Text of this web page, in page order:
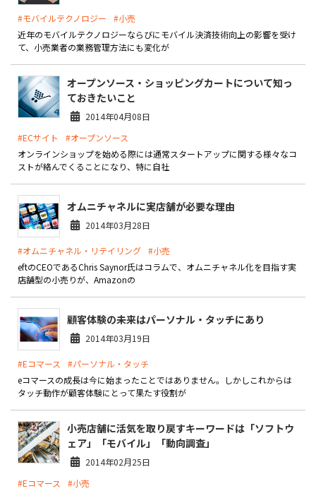
お役立ち記事
03-6432-0346
お問い合わせ
#モバイルテクノロジー
#小売
近年のモバイルテクノロジーならびにモバイル決済技術向上の影響を受け
て、小売業者の業務管理方法にも変化が
オープンソース・ショッピングカートについて知っ
ておきたいこと
2014年04月08日
#ECサイト
#オープンソース
オンラインショップを始める際には通常スタートアップに関する様々なコ
ストが絡んでくることになり、特に自社
オムニチャネルに実店舗が必要な理由
2014年03月28日
#オムニチャネル・リテイリング #小売
eftのCEOであるChris Saynor氏はコラムで、オムニチャネル化を目指す実
店舗型の小売りが、Amazonの
顧客体験の未来はパーソナル・タッチにあり
2014年03月19日
#Eコマース
#パーソナル・タッチ
eコマースの成長は今に始まったことではありません。しかしこれからは
タッチ動作が顧客体験にとって果たす役割が
小売店舗に活気を取り戻すキーワードは「ソフトウ
ェア」「モバイル」「動向調査」
2014年02月25日
#Eコマース
#小売